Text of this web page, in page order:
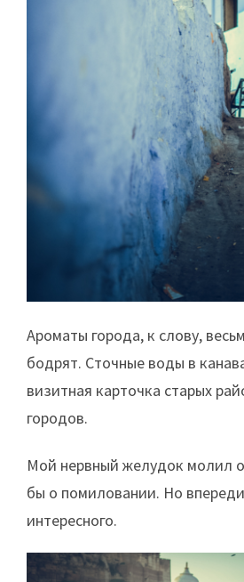
Ароматы города, к слову,
бодрят. Сточные воды в
визитная карточка старых
городов.
Мой нервный желудок молил
бы о помиловании. Но
интересного.